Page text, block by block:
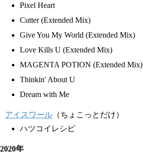
Pixel Heart
Cutter (Extended Mix)
Give You My World (Extended Mix)
Love Kills U (Extended Mix)
MAGENTA POTION (Extended Mix)
Thinkin' About U
Dream with Me
アイスワール （ちょこっとだけ）
ハツコイレシピ
2020年